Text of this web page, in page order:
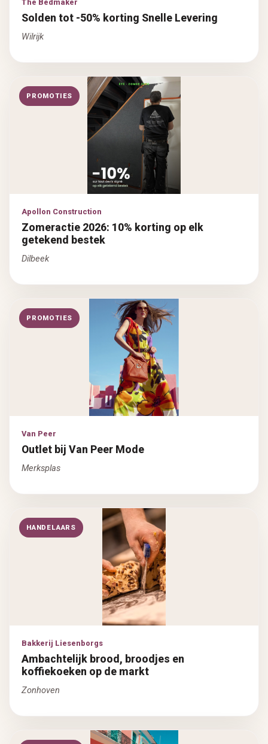
The Bedmaker
Solden tot -50% korting Snelle Levering
Wilrijk
PROMOTIES
Apollon Construction
Zomeractie 2026: 10% korting op elk
getekend bestek
Dilbeek
PROMOTIES
Van Peer
Outlet bij Van Peer Mode
Merksplas
HANDELAARS
Bakkerij Liesenborgs
Ambachtelijk brood, broodjes en
koffiekoeken op de markt
Zonhoven